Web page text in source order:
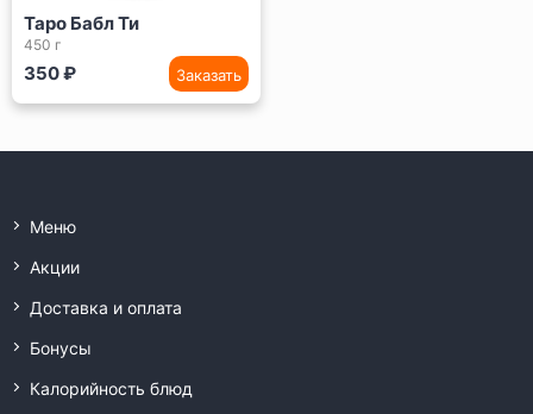
Таро Бабл Ти
450 г
350 ₽ Заказать
Меню
Акции
Доставка и оплата
Бонусы
Калорийность блюд